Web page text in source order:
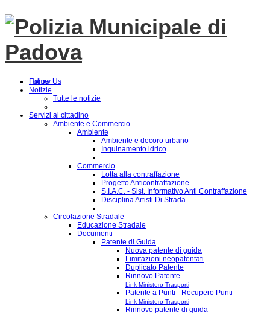
Follow Us
Home
Notizie
Tutte le notizie
Servizi al cittadino
Ambiente e Commercio
Ambiente
Ambiente e decoro urbano
Inquinamento idrico
Commercio
Lotta alla contraffazione
Progetto Anticontraffazione
S.I.A.C. - Sist. Informativo Anti Contraffazione
Disciplina Artisti Di Strada
Circolazione Stradale
Educazione Stradale
Documenti
Patente di Guida
Nuova patente di guida
Limitazioni neopatentati
Duplicato Patente
Rinnovo Patente
Link Ministero Trasporti
Patente a Punti - Recupero Punti
Link Ministero Trasporti
Rinnovo patente di guida